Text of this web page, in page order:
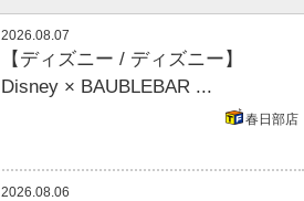
2026.08.07
【ディズニー / ディズニー】
Disney × BAUBLEBAR ...
春日部店
2026.08.06